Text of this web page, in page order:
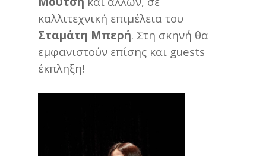
καλλιτεχνική επιμέλεια του
Σταμάτη Μπερή. Στη σκηνή θα
εμφανιστούν επίσης και guests
έκπληξη!